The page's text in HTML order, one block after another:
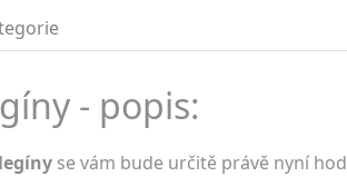
- popis:
se vám bude určitě právě nyní